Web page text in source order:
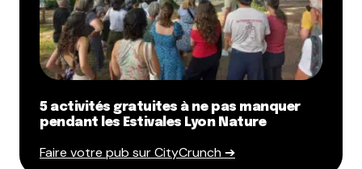
5 activités gratuites à ne pas manquer
pendant les Estivales Lyon Nature
Faire votre pub sur CityCrunch ➔